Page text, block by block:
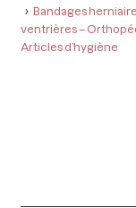
Bandages
ventrières –
Articles d’hygiène